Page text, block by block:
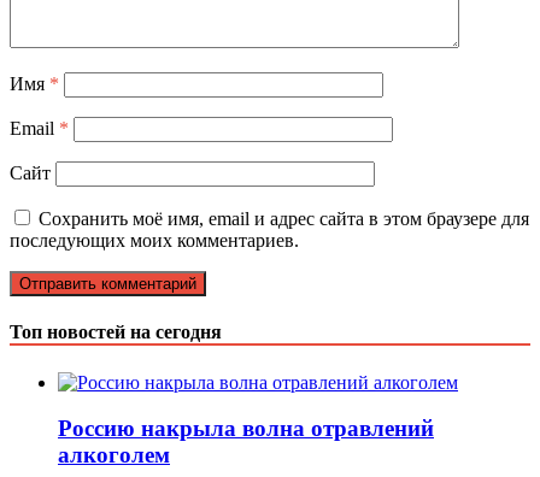
Имя *
Email *
Сайт
Сохранить моё имя, email и адрес сайта в этом браузере для
последующих моих комментариев.
Топ новостей на сегодня
Россию накрыла волна отравлений
алкоголем